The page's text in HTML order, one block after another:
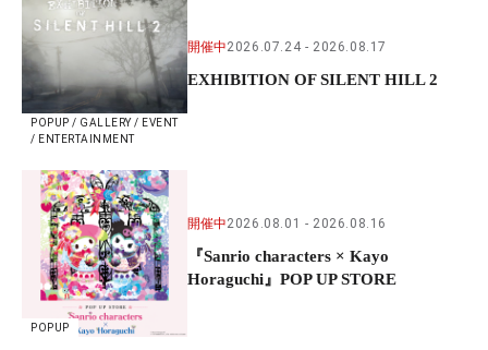
POPUP / GALLERY / EVENT
/ ENTERTAINMENT
開催中2026.07.24 2026.08.17
EXHIBITION OF SILENT HILL 2
POPUP
開催中2026.08.01 2026.08.16
『Sanrio characters × Kayo
Horaguchi』POP UP STORE